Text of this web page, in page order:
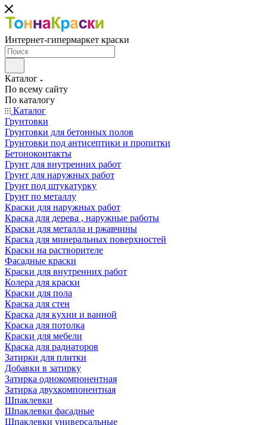
Интернет-гипермаркет краски
Каталог
По всему сайту
По каталогу
Каталог
Грунтовки
Грунтовки для бетонных полов
Грунтовки под антисептики и пропитки
Бетоноконтакты
Грунт для внутренних работ
Грунт для наружных работ
Грунт под штукатурку
Грунт по металлу
Краски для наружных работ
Краска для дерева , наружные работы
Краски для металла и ржавчины
Краска для минеральных поверхностей
Краски на растворителе
Фасадные краски
Краски для внутренних работ
Колера для краски
Краски для пола
Краска для стен
Краска для кухни и ванной
Краска для потолка
Краски для мебели
Краска для радиаторов
Затирки для плитки
Добавки в затирку
Затирка однокомпонентная
Затирка двухкомпонентная
Шпаклевки
Шпаклевки фасадные
Шпаклевки универсальные